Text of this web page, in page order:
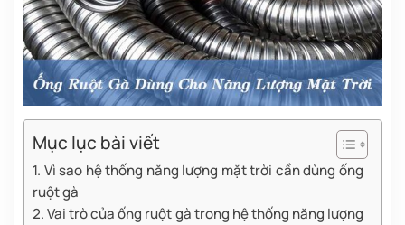
Mục lục bài viết
1. Vì sao hệ thống năng lượng mặt trời cần dùng ống
ruột gà
2. Vai trò của ống ruột gà trong hệ thống năng lượng